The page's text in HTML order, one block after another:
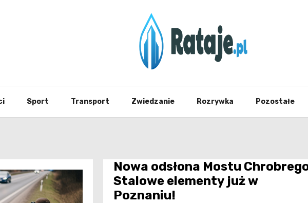
Sport Transport Zwiedzanie Rozrywka Pozostałe
Nowa odsłona Mostu
Stalowe elementy już w
Poznaniu!